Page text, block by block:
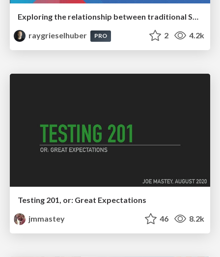
Exploring the relationship between traditional SERPs and Gen AI search
raygrieselhuber
PRO 2 4.2k
Testing 201, or: Great Expectations
jmmastey
46 8.2k